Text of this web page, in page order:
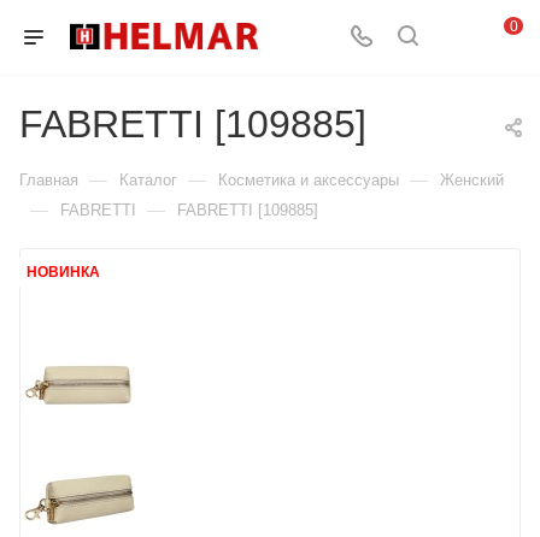
0
FABRETTI [109885]
Главная — Каталог — Косметика и аксессуары — Женский
— FABRETTI — FABRETTI [109885]
НОВИНКА